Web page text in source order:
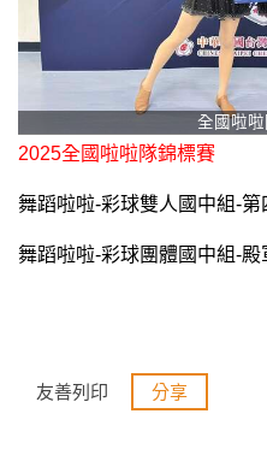
全國啦啦隊錦標賽1
2025全國啦啦隊錦標賽
舞蹈啦啦-彩球雙人國中組-第
舞蹈啦啦-彩球團體國中組-殿
友善列印 分享